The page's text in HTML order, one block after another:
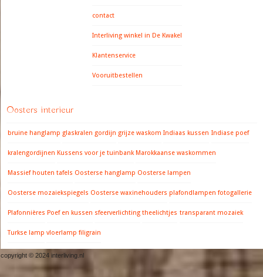
contact
Interliving winkel in De Kwakel
Klantenservice
Vooruitbestellen
Oosters interieur
bruine hanglamp glaskralen gordijn grijze waskom Indiaas kussen Indiase poef
kralengordijnen Kussens voor je tuinbank Marokkaanse waskommen
Massief houten tafels Oosterse hanglamp Oosterse lampen
Oosterse mozaiekspiegels Oosterse waxinehouders plafondlampen fotogallerie
Plafonnières Poef en kussen sfeerverlichting theelichtjes transparant mozaiek
Turkse lamp vloerlamp filigrain
copyright © 2024 interliving.nl